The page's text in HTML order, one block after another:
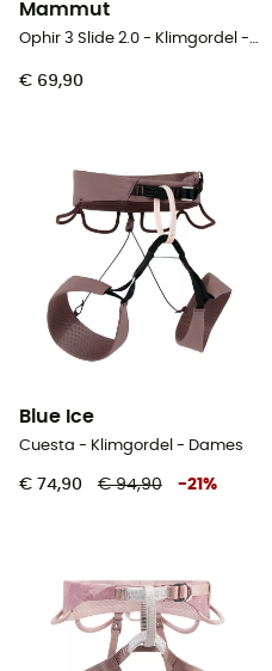
Mammut
Ophir 3 Slide 2.0 - Klimgordel - Dames
€ 69,90
Blue Ice
Cuesta - Klimgordel - Dames
€ 74,90 € 94,90 -21 %